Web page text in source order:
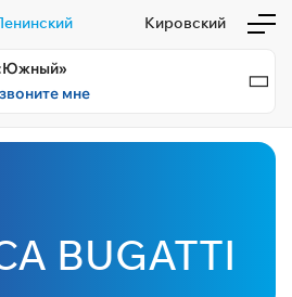
Кировский
мне
BUGATTI